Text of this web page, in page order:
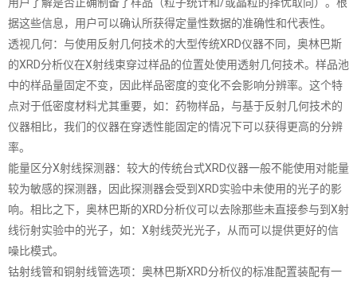
用户了解是否正确制备了样品（粒子统计和/或晶粒的择优取向）。根
据这些信息，用户可以确认所获得定量性数据的准确性和代表性。
透视几何：与使用反射几何技术的大型传统XRD仪器不同，奥林巴斯
的XRD分析仪在X射线束穿过样品的位置处使用透射几何技术。样品池
中的样品量固定不变，因此样品密度的变化不会影响分辨率。这个特
点对于低密度材料尤其重要，如：药物样品，与基于反射几何技术的
仪器相比，我们的仪器在穿透性能固定的情况下可以获得更高的分辨
率。
能量区分X射线探测器：较大的传统台式XRD仪器一般不能使用对能量
较为敏感的探测器，因此探测器会受到XRD实验中未使用的光子的影
响。相比之下，奥林巴斯的XRD分析仪可以去除那些未直接参与到X射
线衍射实验中的光子，如：X射线荧光光子，从而可以提供更好的信
噪比模式。
钴射线管和铜射线管选项：奥林巴斯XRD分析仪的标准配置装配有一